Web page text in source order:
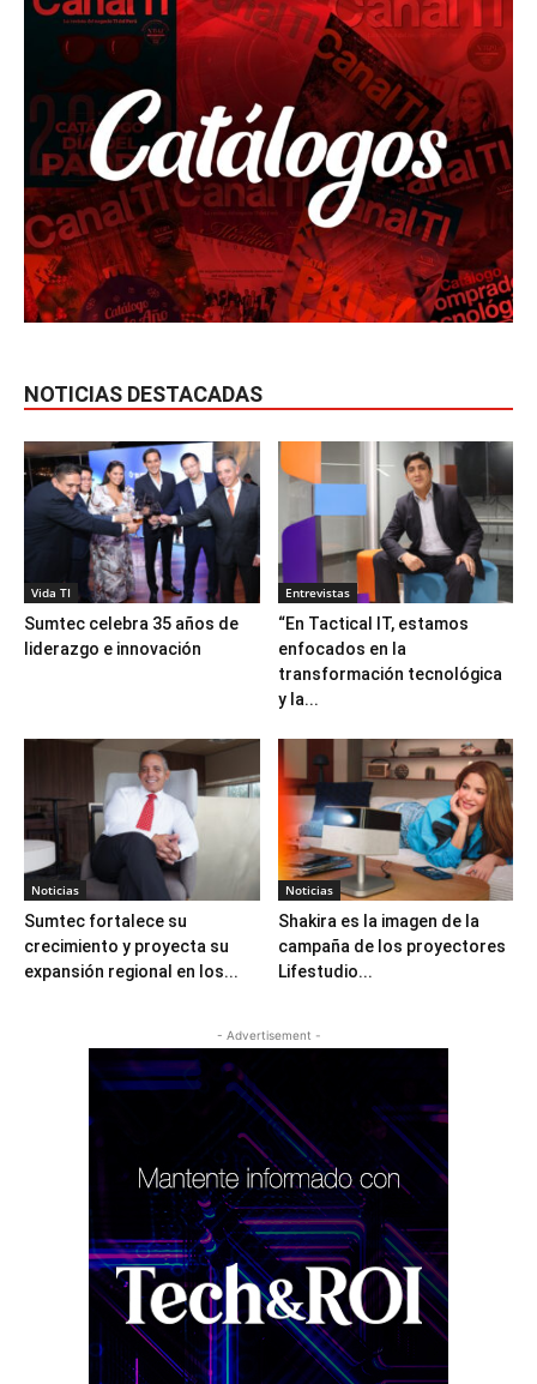
NOTICIAS DESTACADAS
Vida TI
Sumtec celebra 35 años de
liderazgo e innovación
Entrevistas
“En Tactical IT, estamos
enfocados en la
transformación tecnológica
y la...
Noticias
Sumtec fortalece su
crecimiento y proyecta su
expansión regional en los...
Noticias
Shakira es la imagen de la
campaña de los proyectores
Lifestudio...
- Advertisement -